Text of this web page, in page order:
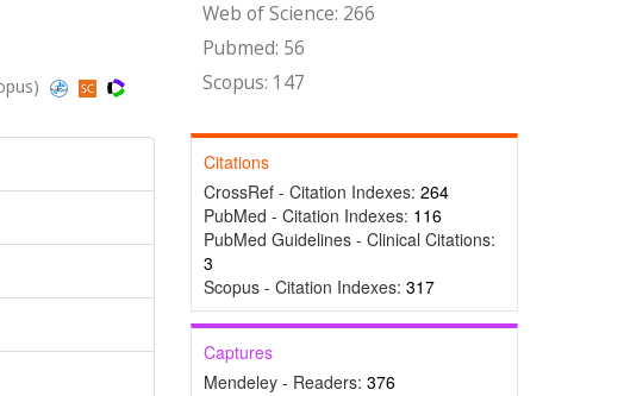
Web of Science: 266
Pubmed: 56
Scopus: 147
Citations
CrossRef - Citation Indexes: 264
PubMed - Citation Indexes: 116
PubMed Guidelines - Clinical Citations:
3
Scopus - Citation Indexes: 317
Captures
Mendeley - Readers: 376